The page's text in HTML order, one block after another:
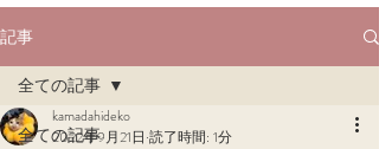
記事
全ての記事
全ての記事
kamadahideko
2022年9月21日 読了時間: 1分